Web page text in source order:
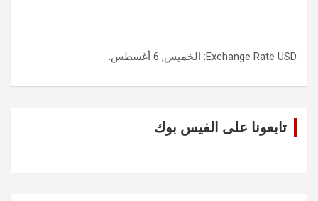
Exchange Rate USD : الخميس, 6 أغسطس.
تابعونا على الفيس بوك